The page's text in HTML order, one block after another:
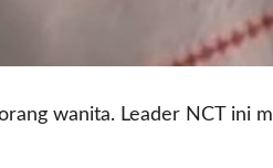
wanita. Leader NCT ini